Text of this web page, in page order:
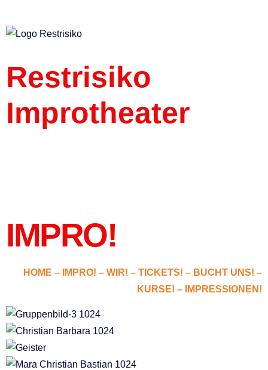
Restrisiko
Improtheater
IMPRO!
HOME – IMPRO! – WIR! – TICKETS! – BUCHT UNS! –
KURSE! – IMPRESSIONEN!